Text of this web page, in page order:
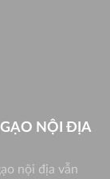
GẠO NỘI ĐỊA
nội địa vẫn